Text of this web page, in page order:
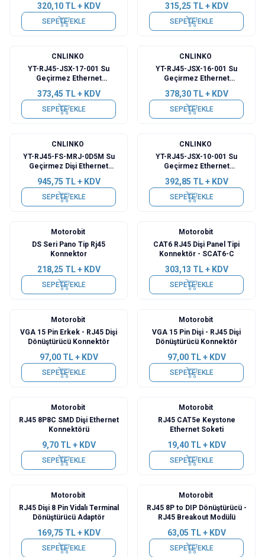
320,10TL + KDV
SEPETE EKLE
315,25 TL + KDV
SEPETE EKLE
CNLINKO
YT-RJ45-JSX-17-001 Su
Geçirmez Ethernet
373,45 TL + KDV
SEPETE EKLE
CNLINKO
YT-RJ45-JSX-16-001 Su
Geçirmez Ethernet
378,30TL + KDV
SEPETE EKLE
CNLINKO
YT-RJ45-FS-MRJ-0D5M Su
Geçirmez Dişi Ethernet
945,75 TL + KDV
SEPETE EKLE
CNLINKO
YT-RJ45-JSX-10-001 Su
Geçirmez Ethernet
392,85 TL + KDV
SEPETE EKLE
Motorobit
DS Seri Pano Tip Rj45
Konnektor
218,25 TL + KDV
SEPETE EKLE
Motorobit
CAT6 RJ45 Dişi Panel Tipi
Konnektör - SCAT6-C
303,13 TL + KDV
SEPETE EKLE
Motorobit
VGA 15 Pin Erkek - RJ45 Dişi
Dönüştürücü Konnektör
97,00TL + KDV
SEPETE EKLE
Motorobit
VGA 15 Pin Dişi - RJ45 Dişi
Dönüştürücü Konnektör
97,00TL + KDV
SEPETE EKLE
Motorobit
RJ45 8P8C SMD Dişi Ethernet
Konnektörü
9,70TL + KDV
SEPETE EKLE
Motorobit
RJ45 CAT5e Keystone
Ethernet Soketi
19,40TL + KDV
SEPETE EKLE
Motorobit
RJ45 Dişi 8 Pin Vidalı Terminal
Dönüştürücü Adaptör
169,75 TL + KDV
SEPETE EKLE
Motorobit
RJ45 8P to DIP Dönüştürücü -
RJ45 Breakout Modülü
63,05 TL + KDV
SEPETE EKLE